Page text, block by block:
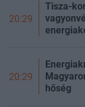
20:29
Tisza-
20:29
hőség